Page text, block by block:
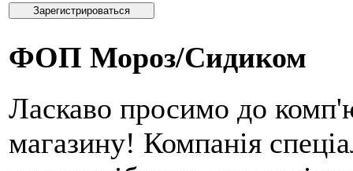
ФОП Мороз/Сидиком
Ласкаво просимо до
магазину! Компанія